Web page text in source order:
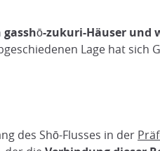
zukuri-Häuser und
Lage hat sich
des Shō-Flusses in der